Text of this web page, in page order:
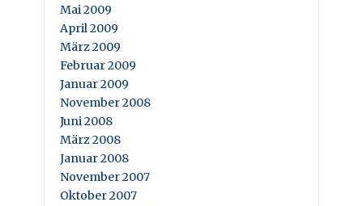
Mai 2009
April 2009
März 2009
Februar 2009
Januar 2009
November 2008
Juni 2008
März 2008
Januar 2008
November 2007
Oktober 2007